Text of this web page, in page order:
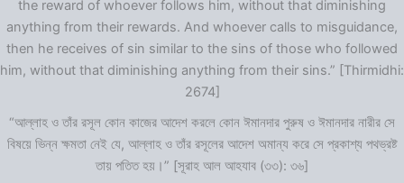
the reward of whoever follows him, without that diminishing
anything from their rewards. And whoever calls to misguidance,
then he receives of sin similar to the sins of those who followed
him, without that diminishing anything from their sins.” [Thirmidhi:
2674]
“আল্লাহ ও তাঁর রসূল কোন কাজের আদেশ করলে কোন ঈমানদার পুরুষ ও ঈমানদার নারীর সে
বিষয়ে ভিন্ন ক্ষমতা নেই যে, আল্লাহ ও তাঁর রসূলের আদেশ অমান্য করে সে প্রকাশ্য পথভ্রষ্ট
তায় পতিত হয়।” [সূরাহ আল আহযাব (৩৩): ৩৬]